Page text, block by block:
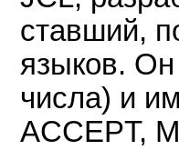
ставший,
языков. Он
числа) и
ACCEPT,